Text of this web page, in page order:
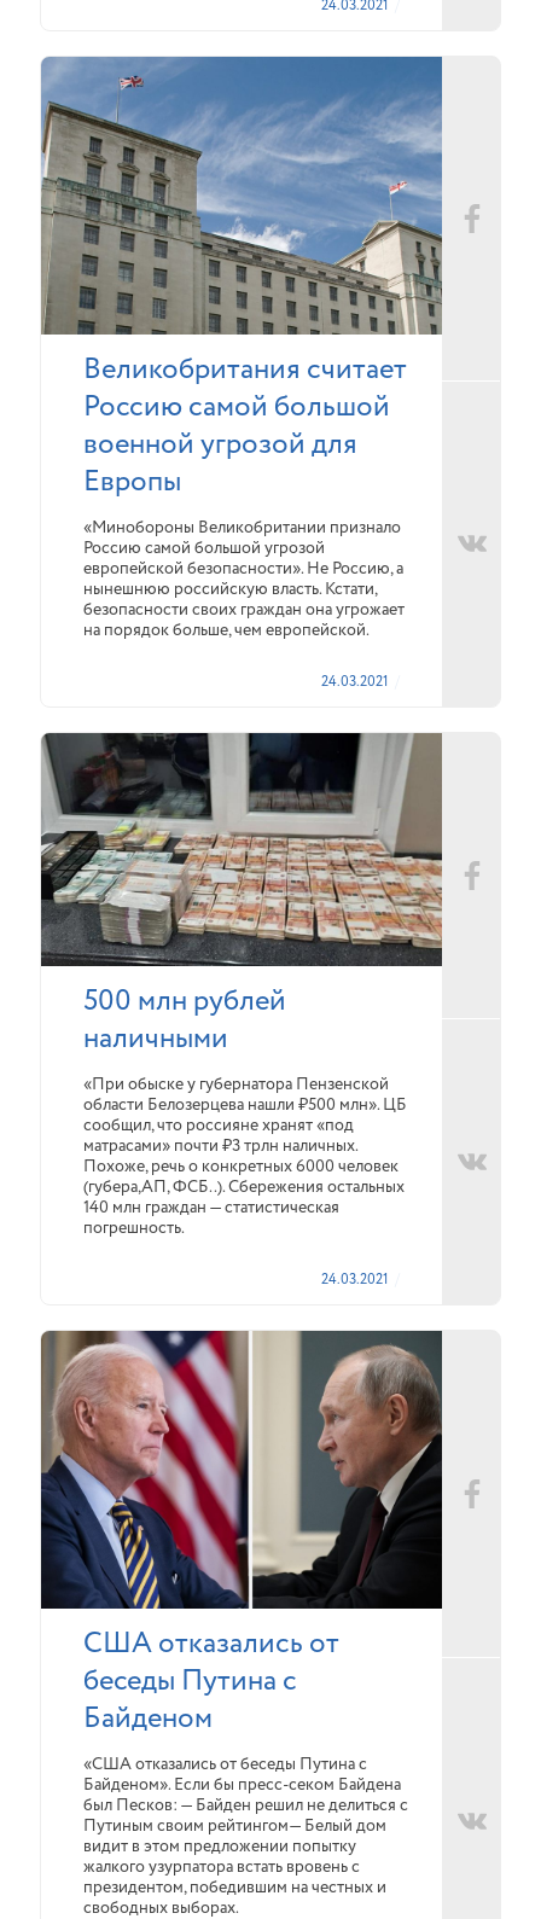
24.03.2021
Великобритания считает
Россию самой большой
военной угрозой для
Европы
«Минобороны Великобритании признало
Россию самой большой угрозой
европейской безопасности». Не Россию, а
нынешнюю российскую власть. Кстати,
безопасности своих граждан она угрожает
на порядок больше, чем европейской.
24.03.2021
500 млн рублей
наличными
«При обыске у губернатора Пензенской
области Белозерцева нашли ₽500 млн». ЦБ
сообщил, что россияне хранят «под
матрасами» почти ₽3 трлн наличных.
Похоже, речь о конкретных 6000 человек
(губера,АП, ФСБ..). Сбережения остальных
140 млн граждан — статистическая
погрешность.
24.03.2021
США отказались от
беседы Путина с
Байденом
«США отказались от беседы Путина с
Байденом». Если бы пресс-секом Байдена
был Песков: — Байден решил не делиться с
Путиным своим рейтингом— Белый дом
видит в этом предложении попытку
жалкого узурпатора встать вровень с
президентом, победившим на честных и
свободных выборах.